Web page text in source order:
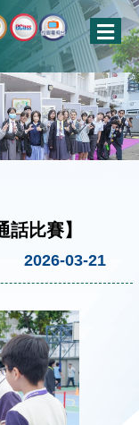
話比賽】
2026-03-21